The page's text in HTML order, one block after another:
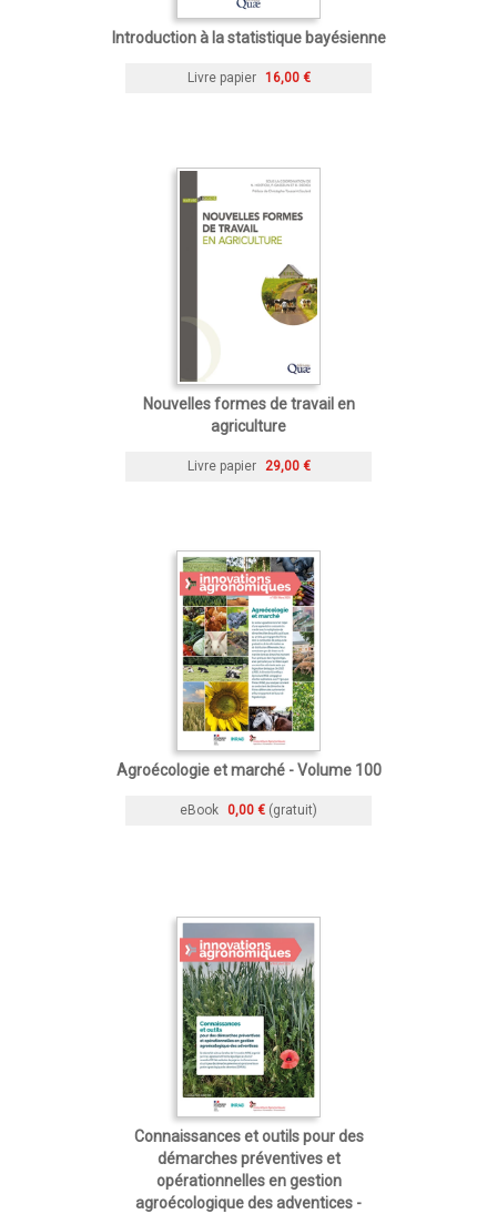
Introduction à la statistique bayésienne
Livre papier 16,00 €
Nouvelles formes de travail en
agriculture
Livre papier 29,00 €
Agroécologie et marché - Volume 100
eBook 0,00 € (gratuit)
Connaissances et outils pour des
démarches préventives et
opérationnelles en gestion
agroécologique des adventices -